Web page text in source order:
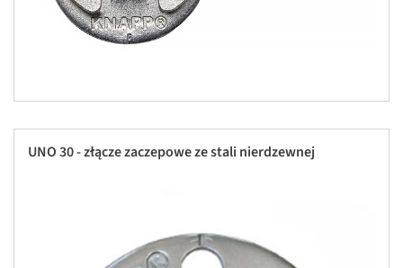
UNO 30 - złącze zaczepowe ze stali nierdzewnej